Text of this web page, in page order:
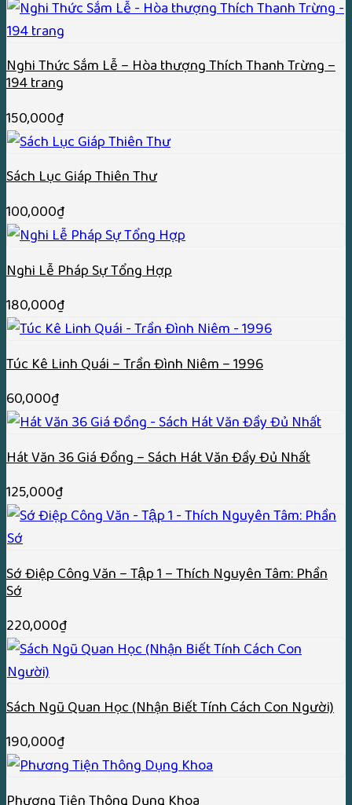
Nghi Thức Sắm Lễ – Hòa thượng Thích Thanh Trừng –
194 trang
150,000₫
Sách Lục Giáp Thiên Thư
100,000₫
Nghi Lễ Pháp Sự Tổng Hợp
180,000₫
Túc Kê Linh Quái – Trần Đình Niêm – 1996
60,000₫
Hát Văn 36 Giá Đồng – Sách Hát Văn Đầy Đủ Nhất
125,000₫
Sớ Điệp Công Văn – Tập 1 – Thích Nguyên Tâm: Phần
Sớ
220,000₫
Sách Ngũ Quan Học (Nhận Biết Tính Cách Con Người)
190,000₫